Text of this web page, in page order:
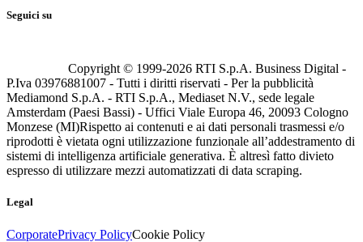
Seguici su
Copyright © 1999-2026 RTI S.p.A. Business Digital -
P.Iva 03976881007 - Tutti i diritti riservati - Per la pubblicità
Mediamond S.p.A. - RTI S.p.A., Mediaset N.V., sede legale
Amsterdam (Paesi Bassi) - Uffici Viale Europa 46, 20093 Cologno
Monzese (MI)Rispetto ai contenuti e ai dati personali trasmessi e/o
riprodotti è vietata ogni utilizzazione funzionale all’addestramento di
sistemi di intelligenza artificiale generativa. È altresì fatto divieto
espresso di utilizzare mezzi automatizzati di data scraping.
Legal
CorporatePrivacy PolicyCookie Policy